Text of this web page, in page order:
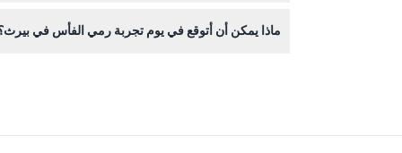
ماذا يمكن أن أتوقع في يوم تجربة رمي الفأس في